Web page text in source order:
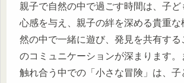
親子で自然の中で過ごす時間は、子
心感を与え、親子の絆を深める貴重な
然の中で一緒に遊び、発見を共有する
のコミュニケーションが深まります。
触れ合う中での「小さな冒険」は、子